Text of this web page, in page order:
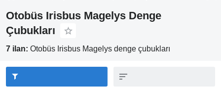
Otobüs Irisbus Magelys Denge
Çubukları
7 ilan: Otobüs Irisbus Magelys denge çubukları